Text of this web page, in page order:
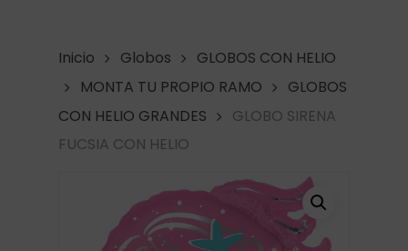
Inicio Globos
GLOBOS CON HELIO
MONTA TU PROPIO RAMO
GLOBOS
CON HELIO GRANDES
GLOBO SIRENA
FUCSIA CON HELIO